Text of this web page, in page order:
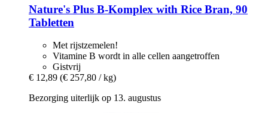
Nature's Plus B-​Komplex with Rice Bran, 90
Tabletten
Met rijstzemelen!
Vitamine B wordt in alle cellen aangetroffen
Gistvrij
€ 12,89 (€ 257,80 / kg)
Bezorging uiterlijk op 13. augustus